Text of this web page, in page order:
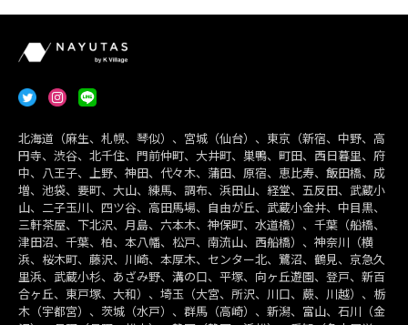
北海道（麻生、札幌、琴似）、宮城（仙台）、東京（新宿、中野、高
円寺、渋谷、北千住、門前仲町、大井町、巣鴨、町田、西日暮里、府
中、八王子、上野、神田、代々木、蒲田、原宿、恵比寿、飯田橋、成
増、池袋、要町、大山、練馬、調布、浜田山、経堂、五反田、武蔵小
山、二子玉川、四ツ谷、高田馬場、自由が丘、武蔵小金井、中目黒、
三軒茶屋、下北沢、月島、六本木、神保町、水道橋）、千葉（船橋、
津田沼、千葉、柏、本八幡、松戸、南流山、西船橋）、神奈川（横
浜、桜木町、藤沢、川崎、本厚木、センター北、鷺沼、鶴見、京急久
里浜、武蔵小杉、あざみ野、溝の口、平塚、向ヶ丘遊園、登戸、新百
合ヶ丘、東戸塚、大和）、埼玉（大宮、所沢、川口、蕨、川越）、栃
木（宇都宮）、茨城（水戸）、群馬（高崎）、新潟、富山、石川（金